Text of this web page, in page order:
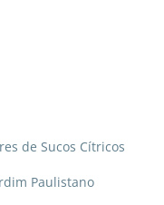
de Sucos Cítricos
Paulistano